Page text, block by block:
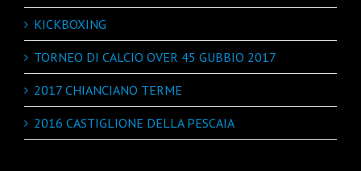
KICKBOXING
TORNEO DI CALCIO OVER 45 GUBBIO 2017
2017 CHIANCIANO TERME
2016 CASTIGLIONE DELLA PESCAIA